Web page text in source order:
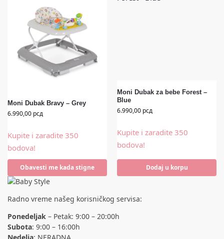
Moni Dubak Bravy – Grey
6.990,00 рсд
Kupite i zaradite 350
bodova!
Obavesti me kada stigne
Moni Dubak za bebe Forest –
Blue
6.990,00 рсд
Kupite i zaradite 350
bodova!
Dodaj u korpu
Radno vreme našeg korisničkog servisa:
Ponedeljak – Petak: 9:00 – 20:00h
Subota: 9:00 – 16:00h
Nedelja: NERADNA